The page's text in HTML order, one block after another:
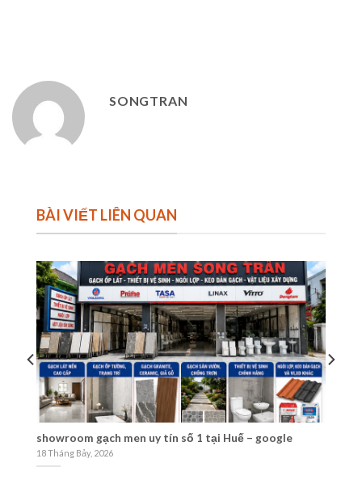
SONGTRAN
BÀI VIẾT LIÊN QUAN
showroom gạch men uy tín số 1 tại Huế – google
18 Tháng Bảy, 2026